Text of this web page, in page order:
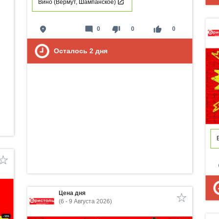
Вино (Вермут, Шампанское)
place thumb_down 0 thumb_up 0
mode_comment 0
Осталось 2 дня
Цена дня
(6 - 9 Августа 2026)